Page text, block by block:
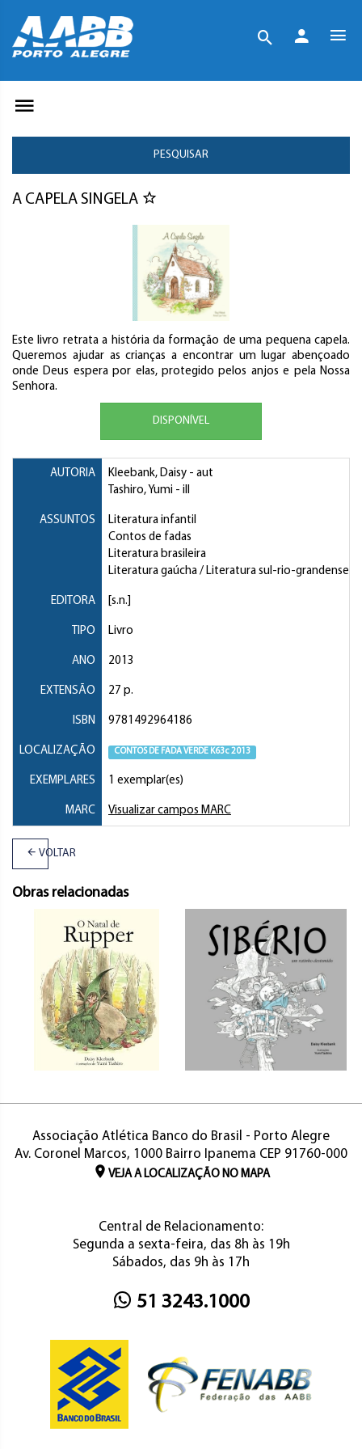
PESQUISAR
A CAPELA SINGELA
Este livro retrata a história da formação de uma pequena capela.
Queremos ajudar as crianças a encontrar um lugar abençoado
onde Deus espera por elas, protegido pelos anjos e pela Nossa
Senhora.
DISPONÍVEL
AUTORIA Kleebank, Daisy - aut
Tashiro, Yumi - ill
ASSUNTOS
Literatura infantil
Contos de fadas
Literatura brasileira
Literatura gaúcha / Literatura sul-rio-grandense
EDITORA [s.n.]
TIPO Livro
ANO 2013
EXTENSÃO 27 p.
ISBN 9781492964186
LOCALIZAÇÃO CONTOS DE FADA VERDE K63c 2013
EXEMPLARES 1 exemplar(es)
MARC Visualizar campos MARC
VOLTAR
Obras relacionadas
Associação Atlética Banco do Brasil - Porto Alegre
Av. Coronel Marcos, 1000 Bairro Ipanema CEP 91760-000
VEJA A LOCALIZAÇÃO NO MAPA
Central de Relacionamento:
Segunda a sexta-feira, das 8h às 19h
Sábados, das 9h às 17h
51 3243.1000